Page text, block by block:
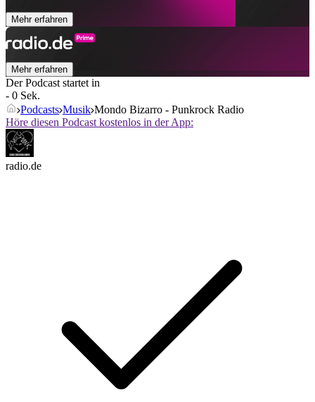
Mehr erfahren
Mehr erfahren
Der Podcast startet in
- 0 Sek.
Podcasts Musik Mondo Bizarro - Punkrock Radio
Höre diesen Podcast kostenlos in der App:
radio.de